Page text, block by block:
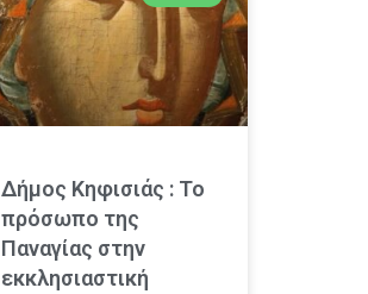
Δήμος Κηφισιάς : Το
πρόσωπο της
Παναγίας στην
εκκλησιαστική